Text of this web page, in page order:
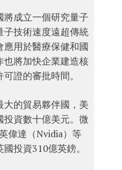
成立一個研究量子
子技術速度遠超傳統
應用於醫療保健和國
也將加快企業建造核
證的審批時間。
大的貿易夥伴國，美
投資數十億美元。微
偉達（Nvidia）等
投資310億英鎊。